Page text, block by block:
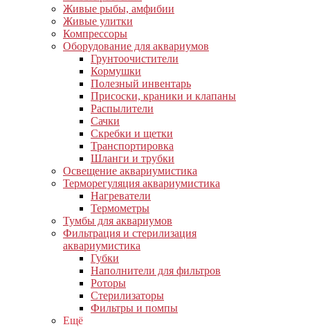
Живые рыбы, амфибии
Живые улитки
Компрессоры
Оборудование для аквариумов
Грунтоочистители
Кормушки
Полезный инвентарь
Присоски, краники и клапаны
Распылители
Сачки
Скребки и щетки
Транспортировка
Шланги и трубки
Освещение аквариумистика
Терморегуляция аквариумистика
Нагреватели
Термометры
Тумбы для аквариумов
Фильтрация и стерилизация
аквариумистика
Губки
Наполнители для фильтров
Роторы
Стерилизаторы
Фильтры и помпы
Ещё